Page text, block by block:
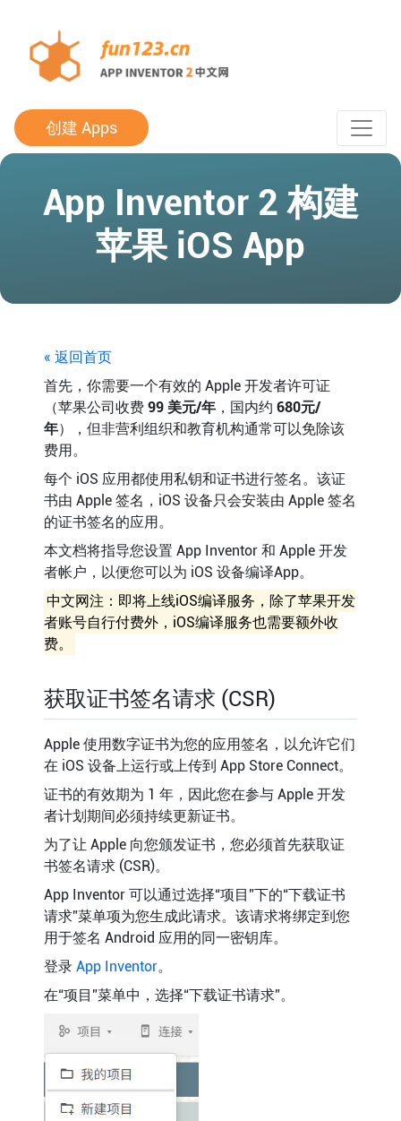
创建 Apps
App Inventor 2 构建
苹果 iOS App
« 返回首页
首先，你需要一个有效的 Apple 开发者许可证
（苹果公司收费 99 美元/年，国内约 680元/
年），但非营利组织和教育机构通常可以免除该
费用。
每个 iOS 应用都使用私钥和证书进行签名。该证
书由 Apple 签名，iOS 设备只会安装由 Apple 签名
的证书签名的应用。
本文档将指导您设置 App Inventor 和 Apple 开发
者帐户，以便您可以为 iOS 设备编译App。
中文网注：即将上线iOS编译服务，除了苹果开发
者账号自行付费外，iOS编译服务也需要额外收
费。
获取证书签名请求 (CSR)
Apple 使用数字证书为您的应用签名，以允许它们
在 iOS 设备上运行或上传到 App Store Connect。
证书的有效期为 1 年，因此您在参与 Apple 开发
者计划期间必须持续更新证书。
为了让 Apple 向您颁发证书，您必须首先获取证
书签名请求 (CSR)。
App Inventor 可以通过选择“项目”下的“下载证书
请求”菜单项为您生成此请求。该请求将绑定到您
用于签名 Android 应用的同一密钥库。
登录 App Inventor。
在“项目”菜单中，选择“下载证书请求”。